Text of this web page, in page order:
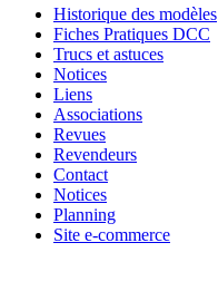
Historique des modèles
Fiches Pratiques DCC
Trucs et astuces
Notices
Liens
Associations
Revues
Revendeurs
Contact
Notices
Planning
Site e-commerce